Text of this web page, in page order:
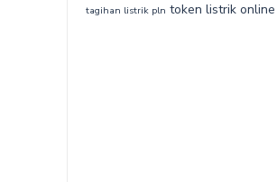
tagihan listrik pln token listrik online